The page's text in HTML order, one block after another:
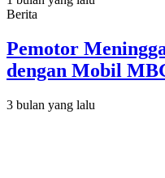
Berita
Pemotor
dengan Mobil
3 bulan yang lalu